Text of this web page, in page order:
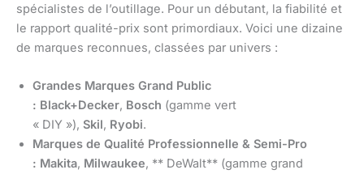
spécialistes de l’outillage. Pour un débutant, la fiabilité et
le rapport qualité-prix sont primordiaux. Voici une dizaine
de marques reconnues, classées par univers :
Grandes Marques Grand Public
: Black+Decker, Bosch (gamme vert
« DIY »), Skil, Ryobi.
Marques de Qualité Professionnelle & Semi-Pro
: Makita, Milwaukee, ** DeWalt** (gamme grand